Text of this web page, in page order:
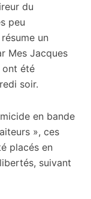
du
peu
un
Mes Jacques
ont été
soir.
en bande
», ces
placés en
suivant